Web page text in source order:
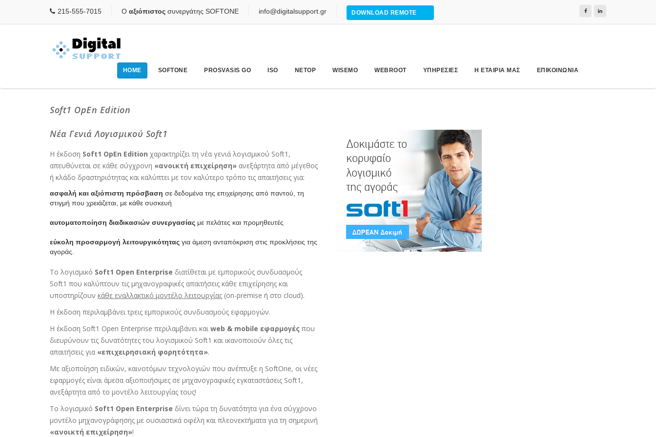
215-555-7015 Ο αξιόπιστος συνεργάτης SOFTONE info@digitalsupport.gr DOWNLOAD REMOTE
HOME SOFTONE PROSVASIS GO ISO NETOP WISEMO WEBROOT ΥΠΗΡΕΣΙΕΣ Η ΕΤΑΙΡΙΑ ΜΑΣ ΕΠΙΚΟΙΝΩΝΙΑ
Soft1 OpEn Edition
Νέα Γενιά Λογισμικού Soft1
Η έκδοση Soft1 OpEn Edition χαρακτηρίζει τη νέα γενιά λογισμικού Soft1,
απευθύνεται σε κάθε σύγχρονη «ανοικτή επιχείρηση» ανεξάρτητα από μέγεθος
ή κλάδο δραστηριότητας και καλύπτει με τον καλύτερο τρόπο τις απαιτήσεις για:
ασφαλή και αξιόπιστη πρόσβαση σε δεδομένα της επιχείρησης από παντού, τη
στιγμή που χρειάζεται, με κάθε συσκευή
αυτοματοποίηση διαδικασιών συνεργασίας με πελάτες και προμηθευτές
εύκολη προσαρμογή λειτουργικότητας για άμεση ανταπόκριση στις προκλήσεις της
αγοράς.
To λογισμικό Soft1 Open Enterprise διατίθεται με εμπορικούς συνδυασμούς
Soft1 που καλύπτουν τις μηχανογραφικές απαιτήσεις κάθε επιχείρησης και
υποστηρίζουν κάθε εναλλακτικό μοντέλο λειτουργίας (on-premise ή στο cloud).
H έκδοση περιλαμβάνει τρεις εμπορικούς συνδυασμούς εφαρμογών.
Η έκδοση Soft1 Open Enterprise περιλαμβάνει καιweb & mobile εφαρμογές που
διευρύνουν τις δυνατότητες του λογισμικού Soft1 και ικανοποιούν όλες τις
απαιτήσεις για «επιχειρησιακή φορητότητα».
Με αξιοποίηση ειδικών, καινοτόμων τεχνολογιών που ανέπτυξε η SoftOne, οι νέες
εφαρμογές είναι άμεσα αξιοποιήσιμες σε μηχανογραφικές εγκαταστάσεις Soft1,
ανεξάρτητα από το μοντέλο λειτουργίας τους!
Το λογισμικό Soft1 Open Enterprise δίνει τώρα τη δυνατότητα για ένα σύγχρονο
μοντέλο μηχανογράφησης με ουσιαστικά οφέλη και πλεονεκτήματα για τη σημερινή
«ανοικτή επιχείρηση»!